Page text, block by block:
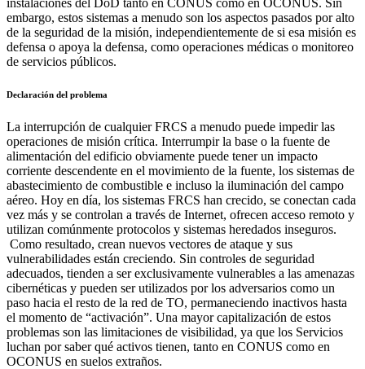
embargo, estos sistemas a menudo son los aspectos pasados por alto
de la seguridad de la misión, independientemente de si esa misión es
defensa o apoya la defensa, como operaciones médicas o monitoreo
de servicios públicos.
Declaración del problema
La interrupción de cualquier FRCS a menudo puede impedir las
operaciones de misión crítica. Interrumpir la base o la fuente de
alimentación del edificio obviamente puede tener un impacto
corriente descendente en el movimiento de la fuente, los sistemas de
abastecimiento de combustible e incluso la iluminación del campo
aéreo. Hoy en día, los sistemas FRCS han crecido, se conectan cada
vez más y se controlan a través de Internet, ofrecen acceso remoto y
utilizan comúnmente protocolos y sistemas heredados inseguros.
Como resultado, crean nuevos vectores de ataque y sus
vulnerabilidades están creciendo. Sin controles de seguridad
adecuados, tienden a ser exclusivamente vulnerables a las amenazas
cibernéticas y pueden ser utilizados por los adversarios como un
paso hacia el resto de la red de TO, permaneciendo inactivos hasta
el momento de “activación”. Una mayor capitalización de estos
problemas son las limitaciones de visibilidad, ya que los Servicios
luchan por saber qué activos tienen, tanto en CONUS como en
OCONUS en suelos extraños.